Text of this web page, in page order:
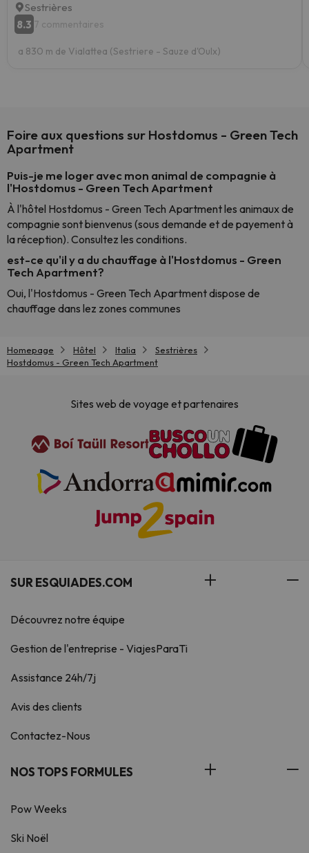
Sestrières
8.3 7 commentaires
a 830 m de Vialattea (Sestriere - Sauze d'Oulx)
Foire aux questions sur Hostdomus - Green Tech
Apartment
Puis-je me loger avec mon animal de compagnie à
l'Hostdomus - Green Tech Apartment
À l'hôtel Hostdomus - Green Tech Apartment les animaux de
compagnie sont bienvenus (sous demande et de payement à
la réception). Consultez les conditions.
est-ce qu'il y a du chauffage à l'Hostdomus - Green
Tech Apartment?
Oui, l'Hostdomus - Green Tech Apartment dispose de
chauffage dans lez zones communes
Homepage Hôtel Italia
Sestrières
Hostdomus - Green Tech Apartment
Sites web de voyage et partenaires
SUR ESQUIADES.COM
Découvrez notre équipe
Gestion de l'entreprise - ViajesParaTi
Assistance 24h/7j
Avis des clients
Contactez-Nous
NOS TOPS FORMULES
Pow Weeks
Ski Noël